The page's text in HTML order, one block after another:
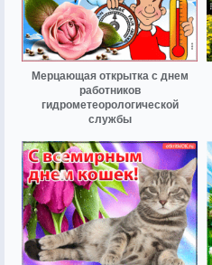
Мерцающая открытка с днем
работников
гидрометеорологической
службы